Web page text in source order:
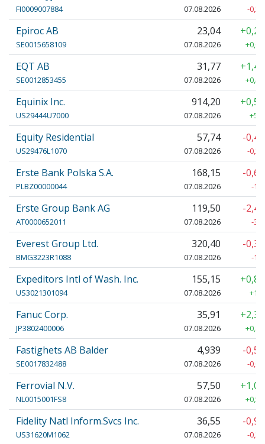
FI0009007884 07.08.2026 -
Epiroc AB
SE0015658109
23,04
07.08.2026
EQT AB
SE0012853455
31,77
07.08.2026
Equinix Inc.
US29444U7000
914,20
07.08.2026
Equity Residential
US29476L1070
57,74
07.08.2026
-
-
Erste Bank Polska S.A.
PLBZ00000044
168,15
07.08.2026
-
-
Erste Group Bank AG
AT0000652011
119,50
07.08.2026
-
-
Everest Group Ltd.
BMG3223R1088
320,40
07.08.2026
-
-
Expeditors Intl of Wash. Inc.
US3021301094
155,15
07.08.2026
Fanuc Corp.
JP3802400006
35,91
07.08.2026
Fastighets AB Balder
SE0017832488
4,939
07.08.2026
-
-
Ferrovial N.V.
NL0015001FS8
57,50
07.08.2026
Fidelity Natl Inform.Svcs Inc.
US31620M1062
36,55
07.08.2026
-
-